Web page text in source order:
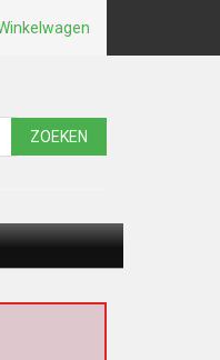
ZOEKEN